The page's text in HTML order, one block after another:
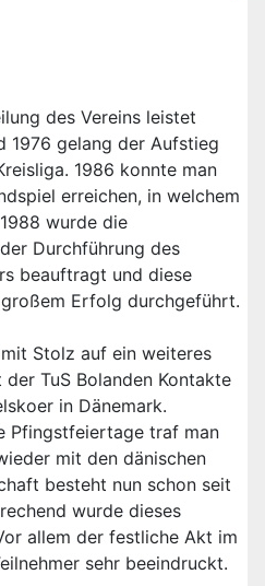
des Vereins leistet
1976 gelang der Aufstieg
1986 konnte man
erreichen, in welchem
wurde die
Durchführung des
beauftragt und diese
Erfolg durchgeführt.
Stolz auf ein weiteres
TuS Bolanden Kontakte
in Dänemark.
Pfingstfeiertage traf man
mit den dänischen
besteht nun schon seit
wurde dieses
allem der festliche Akt im
sehr beeindruckt.